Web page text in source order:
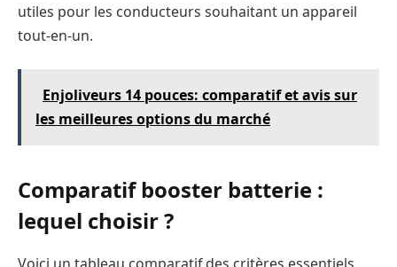
utiles pour les conducteurs souhaitant un appareil
tout-en-un.
Enjoliveurs 14 pouces: comparatif et avis sur
les meilleures options du marché
Comparatif booster batterie :
lequel choisir ?